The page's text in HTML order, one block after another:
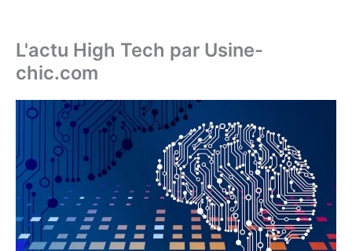
L'actu High Tech par Usine-
chic.com